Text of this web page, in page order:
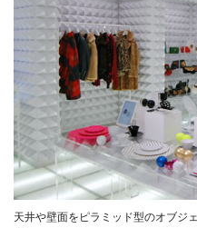
天井や壁面をピラミッド型のオブ